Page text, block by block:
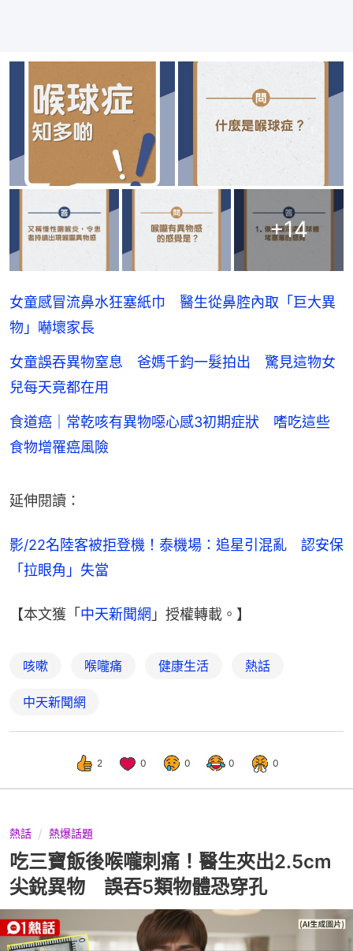
+14
女童感冒流鼻水狂塞紙巾 醫生從鼻腔內取「巨大異
物」嚇壞家長
女童誤吞異物窒息 爸媽千鈞一髮拍出 驚見這物女
兒每天竟都在用
食道癌｜常乾咳有異物噁心感3初期症狀 嗜吃這些
食物增罹癌風險
延伸閱讀：
影/22名陸客被拒登機！泰機場：追星引混亂　認安保
「拉眼角」失當
【本文獲「中天新聞網 」授權轉載。】
咳嗽 喉嚨痛 健康生活 熱話
中天新聞網
2 0 0 0 0
熱話 熱爆話題
吃三寶飯後喉嚨刺痛！醫生夾出2.5cm
尖銳異物 誤吞5類物體恐穿孔